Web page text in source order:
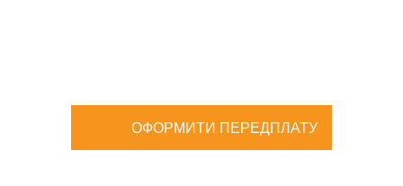
ОФОРМИТИ ПЕРЕДПЛАТУ